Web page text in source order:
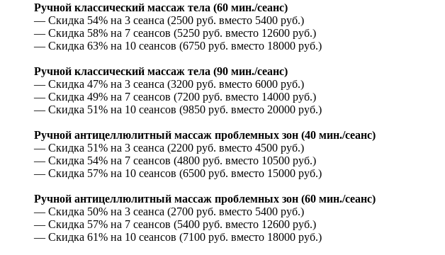
Ручной классический массаж тела (60 мин./сеанс)
— Скидка 54% на 3 сеанса (2500 руб. вместо 5400 руб.)
— Скидка 58% на 7 сеансов (5250 руб. вместо 12600 руб.)
— Скидка 63% на 10 сеансов (6750 руб. вместо 18000 руб.)
Ручной классический массаж тела (90 мин./сеанс)
— Скидка 47% на 3 сеанса (3200 руб. вместо 6000 руб.)
— Скидка 49% на 7 сеансов (7200 руб. вместо 14000 руб.)
— Скидка 51% на 10 сеансов (9850 руб. вместо 20000 руб.)
Ручной антицеллюлитный массаж проблемных зон (40 мин./сеанс)
— Скидка 51% на 3 сеанса (2200 руб. вместо 4500 руб.)
— Скидка 54% на 7 сеансов (4800 руб. вместо 10500 руб.)
— Скидка 57% на 10 сеансов (6500 руб. вместо 15000 руб.)
Ручной антицеллюлитный массаж проблемных зон (60 мин./сеанс)
— Скидка 50% на 3 сеанса (2700 руб. вместо 5400 руб.)
— Скидка 57% на 7 сеансов (5400 руб. вместо 12600 руб.)
— Скидка 61% на 10 сеансов (7100 руб. вместо 18000 руб.)